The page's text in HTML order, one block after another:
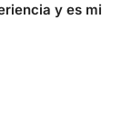
y es mi